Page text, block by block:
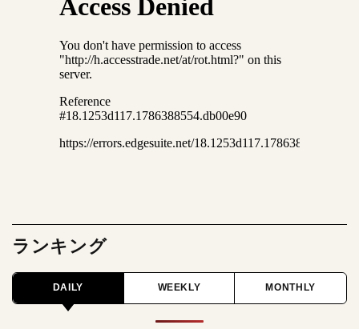
ランキング
DAILY WEEKLY MONTHLY